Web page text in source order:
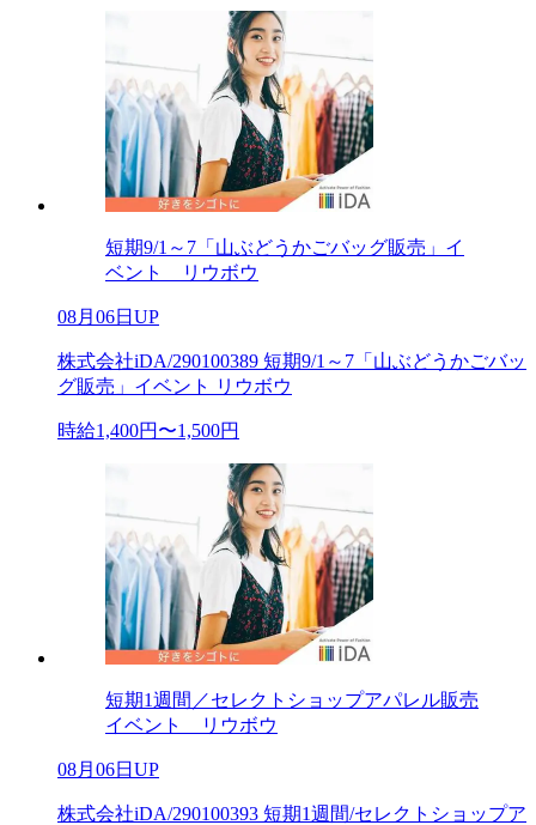
短期9/1～7「山ぶどうかごバッグ販売」イ
ベント リウボウ
08月06日UP
株式会社iDA/290100389 短期9/1～7「山ぶどうかごバッ
グ販売」イベント リウボウ
時給1,400円〜1,500円
短期1週間／セレクトショップアパレル販売
イベント リウボウ
08月06日UP
株式会社iDA/290100393 短期1週間/セレクトショップア